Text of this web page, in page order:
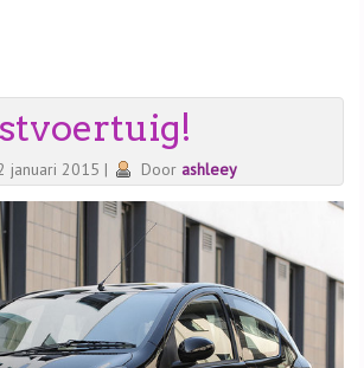
januari 2015 | Door ashleey